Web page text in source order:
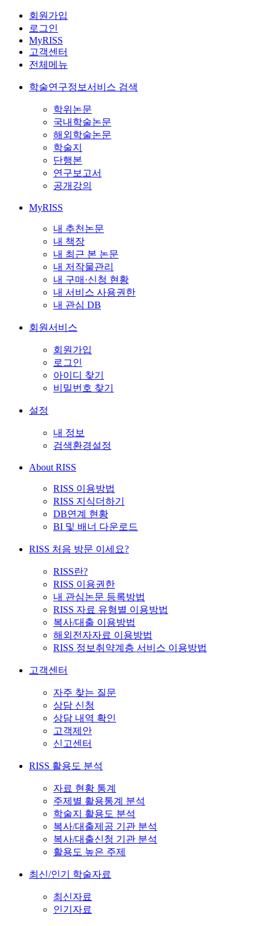
회원가입
로그인
MyRISS
고객센터
전체메뉴
학술연구정보서비스 검색
학위논문
국내학술논문
해외학술논문
학술지
단행본
연구보고서
공개강의
MyRISS
내 추천논문
내 책장
내 최근 본 논문
내 저작물관리
내 구매·신청 현황
내 서비스 사용권한
내 관심 DB
회원서비스
회원가입
로그인
아이디 찾기
비밀번호 찾기
설정
내 정보
검색환경설정
About RISS
RISS 이용방법
RISS 지식더하기
DB연계 현황
BI 및 배너 다운로드
RISS 처음 방문 이세요?
RISS란?
RISS 이용권한
내 관심논문 등록방법
RISS 자료 유형별 이용방법
복사/대출 이용방법
해외전자자료 이용방법
RISS 정보취약계층 서비스 이용방법
고객센터
자주 찾는 질문
상담 신청
상담 내역 확인
고객제안
신고센터
RISS 활용도 분석
자료 현황 통계
주제별 활용통계 분석
학술지 활용도 분석
복사/대출제공 기관 분석
복사/대출신청 기관 분석
활용도 높은 주제
최신/인기 학술자료
최신자료
인기자료